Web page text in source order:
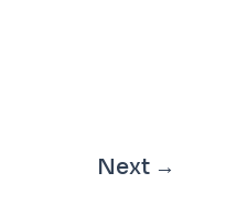
Next →